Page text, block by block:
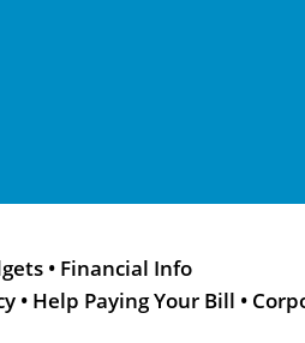
• Financial Info
• Help Paying Your Bill •